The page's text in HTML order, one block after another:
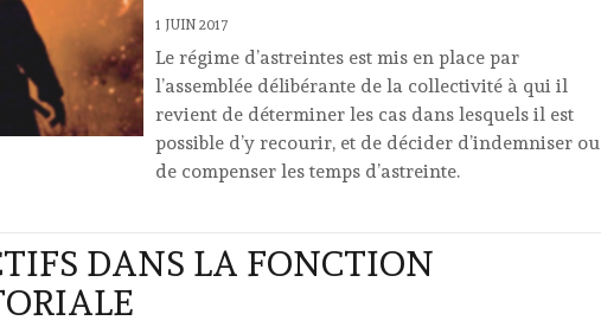
1 JUIN 2017
Le régime d’astreintes est mis en place par
l’assemblée délibérante de la collectivité à qui il
revient de déterminer les cas dans lesquels il est
possible d’y recourir, et de décider d’indemniser ou
de compenser les temps d’astreinte.
DANS LA FONCTION